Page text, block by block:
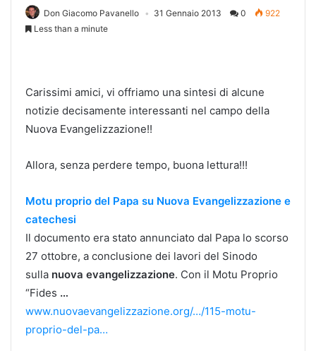
Don Giacomo Pavanello 31 Gennaio 2013 0
922
Less than a minute
Carissimi amici, vi offriamo una sintesi di alcune
notizie decisamente interessanti nel campo della
Nuova Evangelizzazione!!
Allora, senza perdere tempo, buona lettura!!!
Motu proprio del Papa su Nuova Evangelizzazione e
catechesi
Il documento era stato annunciato dal Papa lo scorso
27 ottobre, a conclusione dei lavori del Sinodo
sulla nuova evangelizzazione. Con il Motu Proprio
“Fides …
www.nuovaevangelizzazione.org/…/115-motu-
proprio-del-pa…